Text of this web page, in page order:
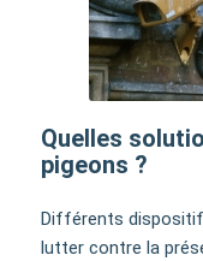
Quelles
pigeons ?
Différents
lutter contre la